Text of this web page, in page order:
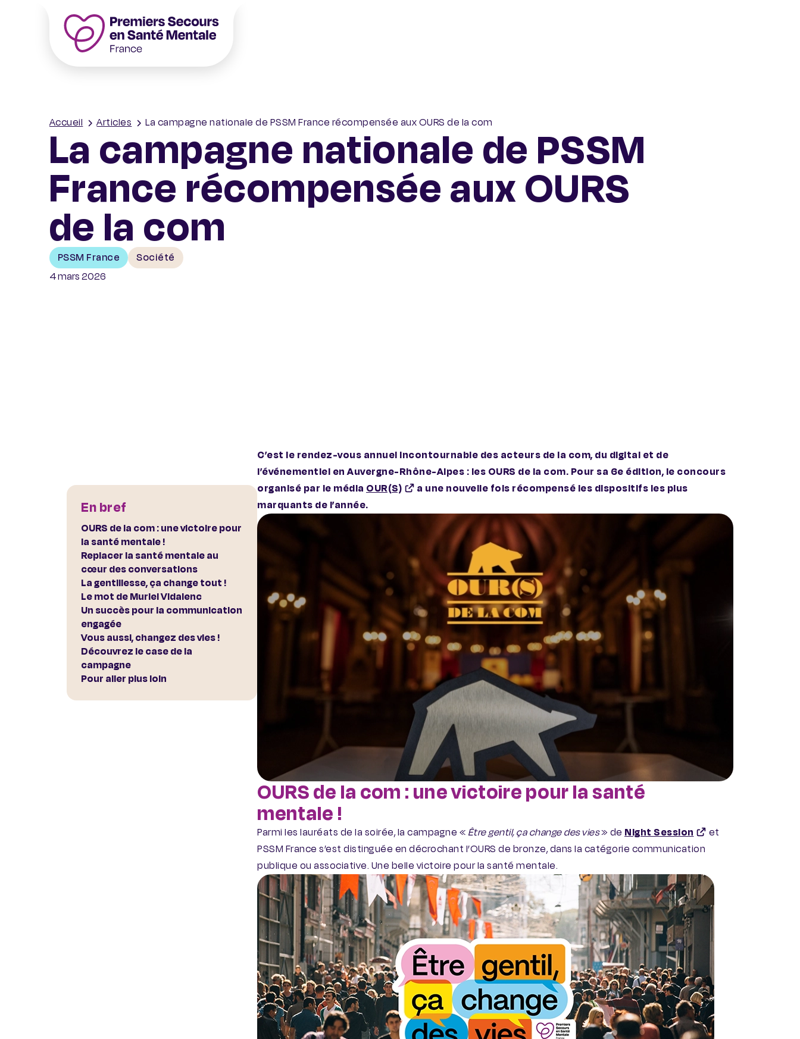
Accueil Articles La campagne nationale de PSSM France récompensée aux OURS de la com
La campagne nationale de PSSM
France récompensée aux OURS
de la com
PSSM France
Société
4 mars 2026
En bref
OURS de la com : une victoire pour
la santé mentale !
Replacer la santé mentale au
cœur des conversations
La gentillesse, ça change tout !
Le mot de Muriel Vidalenc
Un succès pour la communication
engagée
Vous aussi, changez des vies !
Découvrez le case de la
campagne
Pour aller plus loin
C’est le rendez-vous annuel incontournable des acteurs de la com, du digital et de
l’événementiel en Auvergne-Rhône-Alpes : les OURS de la com. Pour sa 6e édition, le concours
organisé par le média OUR(S)
a une nouvelle fois récompensé les dispositifs les plus
marquants de l’année.
OURS de la com : une victoire pour la santé
mentale !
Parmi les lauréats de la soirée, la campagne « Être gentil, ça change des vies» de Night Session
et
PSSM France s’est distinguée en décrochant l’OURS de bronze, dans la catégorie communication
publique ou associative. Une belle victoire pour la santé mentale.